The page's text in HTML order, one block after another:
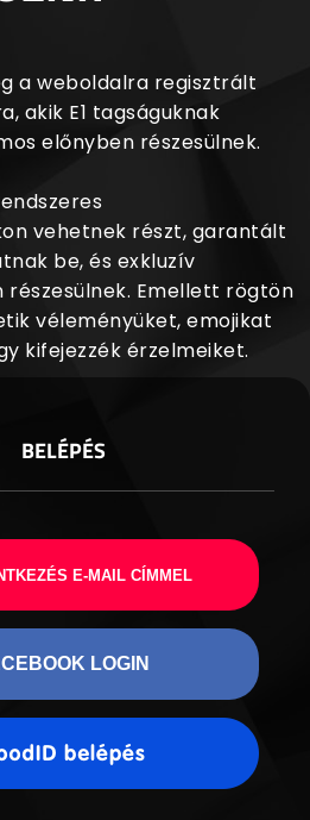
a weboldalra regisztrált
akik E1 tagságuknak
előnyben részesülnek.
vehetnek részt, garantált
be, és exkluzív
részesülnek. Emellett rögtön
véleményüket, emojikat
kifejezzék érzelmeiket.
BELÉPÉS
E-MAIL CÍMMEL
LOGIN